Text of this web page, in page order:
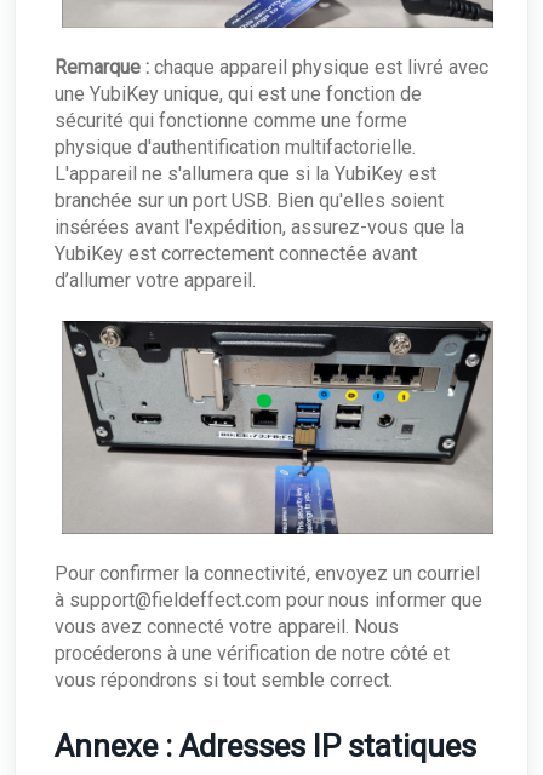
Remarque : chaque appareil physique est livré avec
une YubiKey unique, qui est une fonction de
sécurité qui fonctionne comme une forme
physique d'authentification multifactorielle.
L'appareil ne s'allumera que si la YubiKey est
branchée sur un port USB. Bien qu'elles soient
insérées avant l'expédition, assurez-vous que la
YubiKey est correctement connectée avant
d’allumer votre appareil.
Pour confirmer la connectivité, envoyez un courriel
à support@fieldeffect.com pour nous informer que
vous avez connecté votre appareil. Nous
procéderons à une vérification de notre côté et
vous répondrons si tout semble correct.
Annexe : Adresses IP statiques